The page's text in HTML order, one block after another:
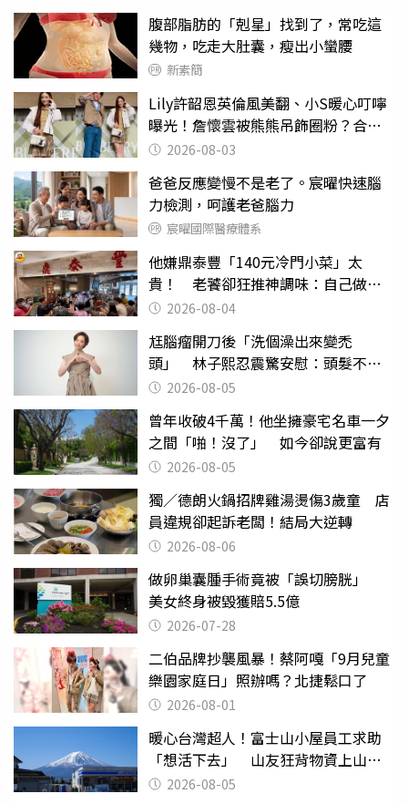
腹部脂肪的「剋星」找到了，常吃這
幾物，吃走大肚囊，瘦出小蠻腰
新素簡
Lily許韶恩英倫風美翻、小S暖心叮嚀
曝光！詹懷雲被熊熊吊飾圈粉？合體
現身Burberry夏日俱樂部
2026-08-03
爸爸反應變慢不是老了。宸曜快速腦
力檢測，呵護老爸腦力
宸曜國際醫療體系
他嫌鼎泰豐「140元冷門小菜」太
貴！ 老饕卻狂推神調味：自己做不
出來2026-08-04
尪腦瘤開刀後「洗個澡出來變禿
頭」 林子熙忍震驚安慰：頭髮不重
要 2026-08-05
曾年收破4千萬！他坐擁豪宅名車一夕
之間「啪！沒了」 如今卻說更富有
2026-08-05
獨／德朗火鍋招牌雞湯燙傷3歲童 店
員違規卻起訴老闆！結局大逆轉
2026-08-06
做卵巢囊腫手術竟被「誤切膀胱」
美女終身被毀獲賠5.5億
2026-07-28
二伯品牌抄襲風暴！蔡阿嘎「9月兒童
樂園家庭日」照辦嗎？北捷鬆口了
2026-08-01
暖心台灣超人！富士山小屋員工求助
「想活下去」 山友狂背物資上山：
台灣真的是寶島
2026-08-05